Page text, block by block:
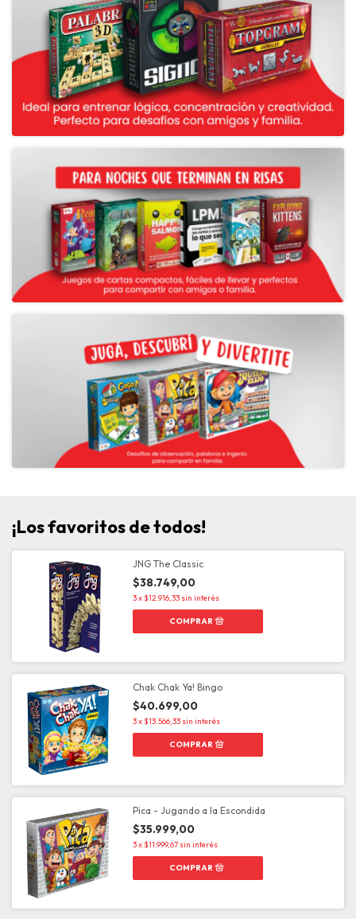
¡Los favoritos de todos!
JNG The Classic
$38.749,00
3x $12.916,33 sin interés
Chak Chak Ya! Bingo
$40.699,00
3x $13.566,33 sin interés
Pica - Jugando a la Escondida
$35.999,00
3x $11.999,67 sin interés